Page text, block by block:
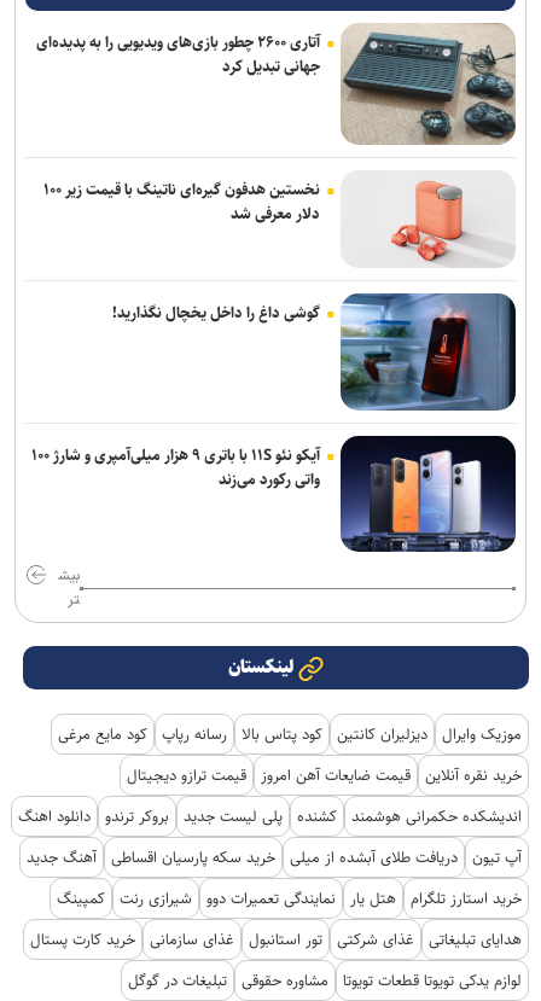
آتاری ۲۶۰۰ چطور بازی‌های ویدیویی را به پدیده‌ای
جهانی تبدیل کرد
نخستین هدفون گیره‌ای ناتینگ با قیمت زیر ۱۰۰
دلار معرفی شد
گوشی داغ را داخل یخچال نگذارید!
آیکو نئو ۱۱S با باتری ۹ هزار میلی‌آمپری و شارژ ۱۰۰
واتی رکورد می‌زند
بیش
تر
لینکستان
موزیک وایرال دیزلیران کانتین کود پتاس بالا رسانه رپاپ کود مایع مرغی
خرید نقره آنلاین قیمت ضایعات آهن امروز
قیمت ترازو دیجیتال
اندیشکده حکمرانی هوشمند کشنده پلی لیست جدید بروکر ترندو دانلود اهنگ
آپ تیون دریافت طلای آبشده از میلی خرید سکه پارسیان اقساطی آهنگ جدید
خرید استارز تلگرام هتل یار نمایندگی تعمیرات دوو شیرازی رنت کمپینگ
هدایای تبلیغاتی
غذای شرکتی تور استانبول غذای سازمانی خرید کارت پستال
لوازم یدکی تویوتا قطعات تویوتا
مشاوره حقوقی تبلیغات در گوگل